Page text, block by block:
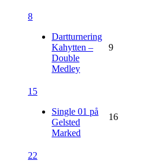
8
Dartturnering
Kahytten –
Double
Medley
9
15
Single 01 på
Gelsted
Marked
16
22